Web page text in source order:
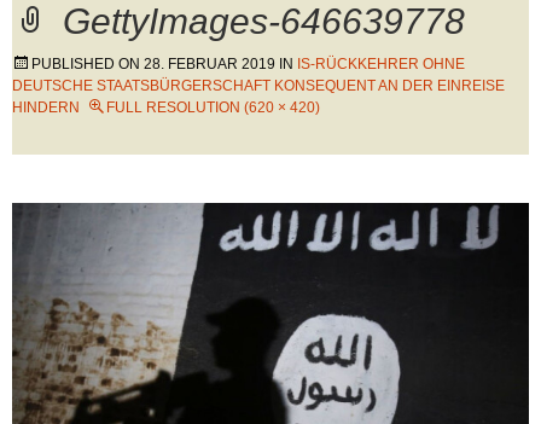
GettyImages-646639778
PUBLISHED ON 28. FEBRUAR 2019 IN IS-RÜCKKEHRER OHNE
DEUTSCHE STAATSBÜRGERSCHAFT KONSEQUENT AN DER EINREISE
HINDERN
FULL RESOLUTION (620 × 420)